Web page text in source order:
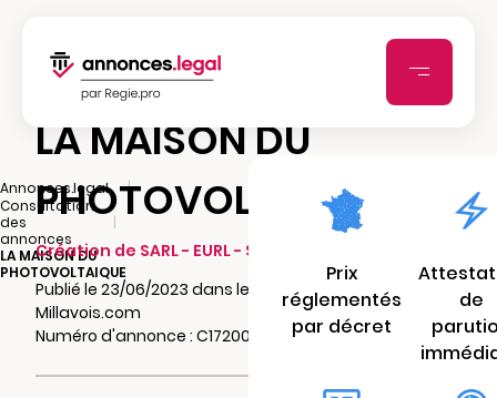
Annonces.legal
|
Consultation
des
annonces
|
LA MAISON DU
PHOTOVOLTAIQUE
LA MAISON DU
PHOTOVOLTAIQUE
Création de SARL - EURL - SCI - SCA - SCCV
Publié le 23/06/2023 dans le journal
Millavois.com
Numéro d'annonce : C17200228qd3k
Prix
réglementés
par décret
de